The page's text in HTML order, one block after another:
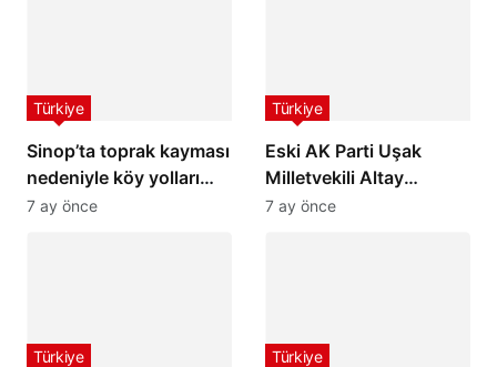
Sinop’ta toprak kayması
nedeniyle köy yolları
ulaşıma kapandı
Türkiye
7 ay önce
Eski AK Parti Uşak
Milletvekili Altay
hayatını kaybetti
Türkiye
7 ay önce
Türkiye Türkiye